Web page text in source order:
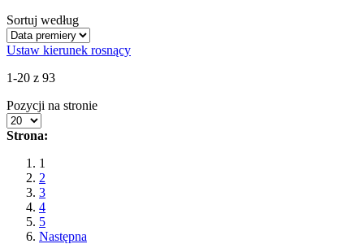
Sortuj według
Ustaw kierunek rosnący
1-20 z 93
Pozycji na stronie
Strona:
1
2
3
4
5
Następna